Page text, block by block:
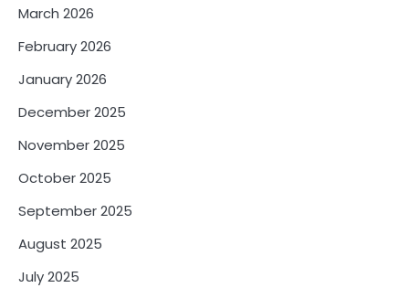
March 2026
February 2026
January 2026
December 2025
November 2025
October 2025
September 2025
August 2025
July 2025